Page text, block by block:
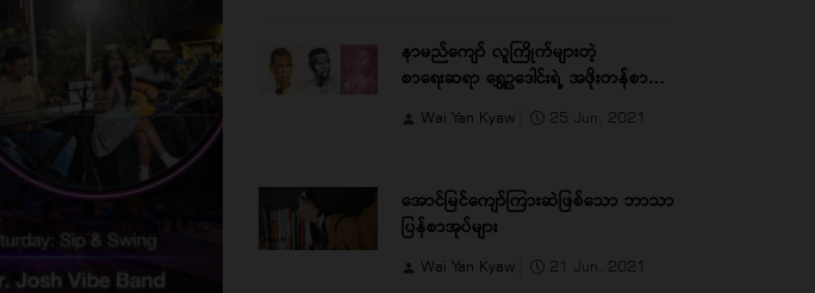
နာမည်ကျော် လူကြိုက်များတဲ့
စာရေးဆရာ ရွှေဥဒေါင်းရဲ့ အဖိုးတန်စာအုပ်
Wai Yan Kyaw 25 Jun, 2021
အောင်မြင်ကျော်ကြားဆဲဖြစ်သော ဘာသာ
ပြန်စာအုပ်များ
Wai Yan Kyaw 21 Jun, 2021